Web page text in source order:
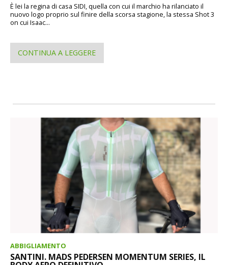
È lei la regina di casa SIDI, quella con cui il marchio ha rilanciato il
nuovo logo proprio sul finire della scorsa stagione, la stessa Shot 3
on cui Isaac...
CONTINUA A LEGGERE
ABBIGLIAMENTO
SANTINI. MADS PEDERSEN MOMENTUM SERIES, IL